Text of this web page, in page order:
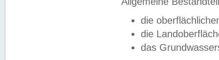
die
die
das